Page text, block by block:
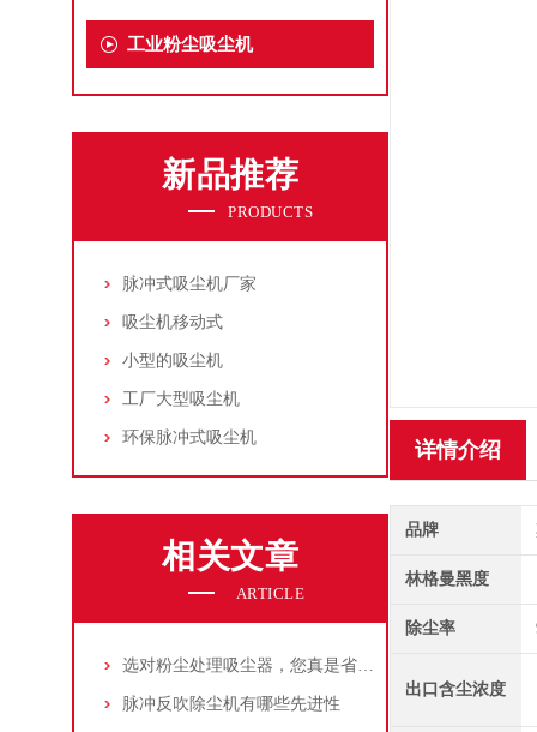
工业粉尘吸尘机
新品推荐
PRODUCTS
脉冲式吸尘机厂家
吸尘机移动式
小型的吸尘机
工厂大型吸尘机
环保脉冲式吸尘机
相关文章
ARTICLE
选对粉尘处理吸尘器，您真是省了很多事！
脉冲反吹除尘机有哪些先进性
详情介绍
品牌
林格曼黑度
除尘率
出口含尘浓度